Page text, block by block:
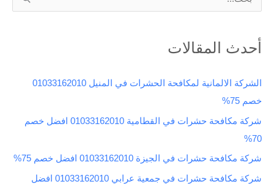
ب
ح
:
أحدث المقالات
الشركة الالمانية لمكافحة الحشرات في المنيل 01033162010
خصم 75%
شركة مكافحة حشرات في القطامية 01033162010 افضل خصم
70%
شركة مكافحة حشرات في الجيزة 01033162010 افضل خصم 75%
شركة مكافحة حشرات في جمعية عرابي 01033162010 افضل